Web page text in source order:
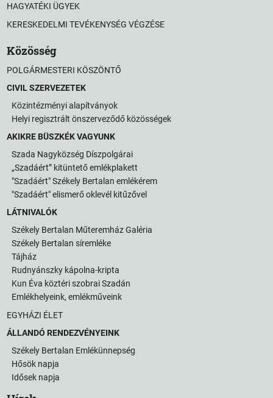
HAGYATÉKI ÜGYEK
KERESKEDELMI TEVÉKENYSÉG VÉGZÉSE
Közösség
POLGÁRMESTERI KÖSZÖNTŐ
CIVIL SZERVEZETEK
Közintézményi alapítványok
Helyi regisztrált önszerveződő közösségek
AKIKRE BÜSZKÉK VAGYUNK
Szada Nagyközség Díszpolgárai
„Szadáért” kitüntető emlékplakett
"Szadáért" Székely Bertalan emlékérem
"Szadáért" elismerő oklevél kitűzővel
LÁTNIVALÓK
Székely Bertalan Műteremház Galéria
Székely Bertalan síremléke
Tájház
Rudnyánszky kápolna-kripta
Kun Éva köztéri szobrai Szadán
Emlékhelyeink, emlékműveink
EGYHÁZI ÉLET
ÁLLANDÓ RENDEZVÉNYEINK
Székely Bertalan Emlékünnepség
Hősök napja
Idősek napja